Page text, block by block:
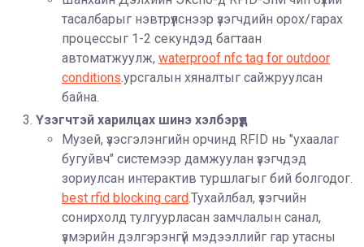
тасалбарыг нэвтрүүлснээр үзэгчдийн орох/гарах
процессыг 1-2 секундэд багтаан
автоматжуулж, waterproof nfc tag for outdoor
conditions.урсгалын хяналтыг сайжруулсан
байна.
Үзэгчтэй харилцах шинэ хэлбэрүүд
Музей, үзэсгэлэнгийн орчинд RFID нь "ухаалаг
бугуйвч" системээр дамжуулан үзэгчдэд
зориулсан интерактив туршлагыг бий болгодог.
best rfid blocking card.Тухайлбал, үзэгчийн
сонирхолд тулгуурласан замчлалын санал,
үзмэрийн дэлгэрэнгүй мэдээллийг гар утасны